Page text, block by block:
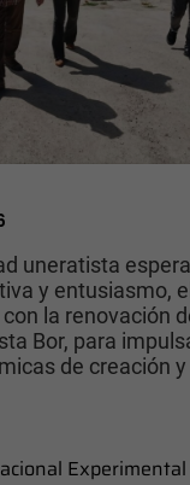
uneratista espera
y entusiasmo,
la renovación
Bor, para
de creación y